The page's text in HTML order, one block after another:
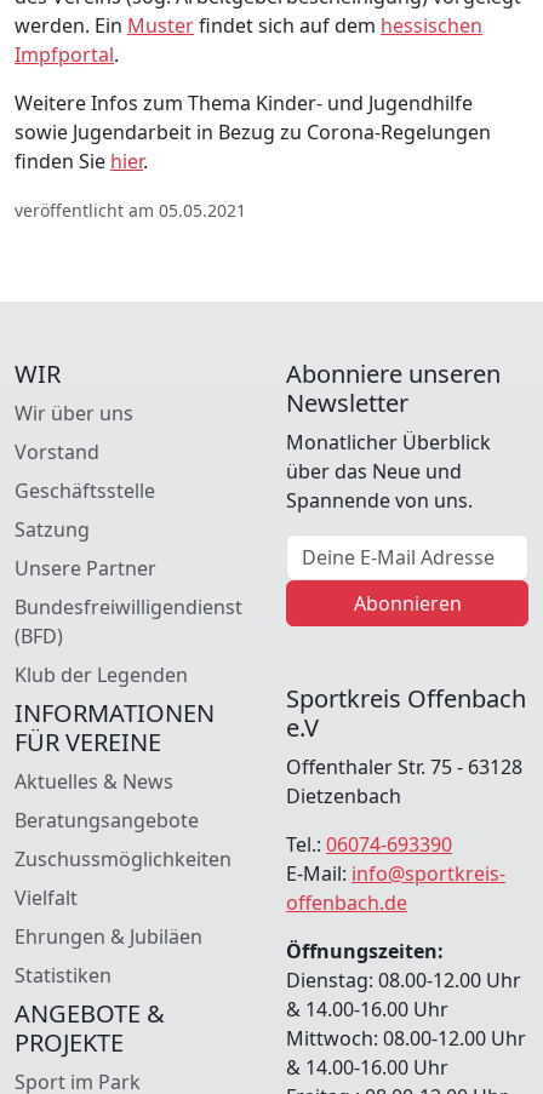
werden. Ein Musterfindet sich auf dem hessischen
Impfportal.
Weitere Infos zum Thema Kinder- und Jugendhilfe
sowie Jugendarbeit in Bezug zu Corona-Regelungen
finden Sie hier.
veröffentlicht am 05.05.2021
WIR
Wir über uns
Vorstand
Geschäftsstelle
Satzung
Unsere Partner
Bundesfreiwilligendienst
(BFD)
Klub der Legenden
INFORMATIONEN
FÜR VEREINE
Aktuelles & News
Beratungsangebote
Zuschussmöglichkeiten
Vielfalt
Ehrungen & Jubiläen
Statistiken
ANGEBOTE &
PROJEKTE
Sport im Park
Abonniere unseren
Newsletter
Monatlicher Überblick
über das Neue und
Spannende von uns.
E-Mail Adresse
Abonnieren
Sportkreis Offenbach
e.V
Offenthaler Str. 75 - 63128
Dietzenbach
Tel.: 06074-693390
E-Mail: info@sportkreis-
offenbach.de
Öffnungszeiten:
Dienstag: 08.00-12.00 Uhr
& 14.00-16.00 Uhr
Mittwoch: 08.00-12.00 Uhr
& 14.00-16.00 Uhr